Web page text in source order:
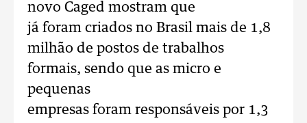
novo Caged mostram que
já foram criados no Brasil mais de 1,8
milhão de postos de trabalhos
formais, sendo que as micro e
pequenas
empresas foram responsáveis por 1,3